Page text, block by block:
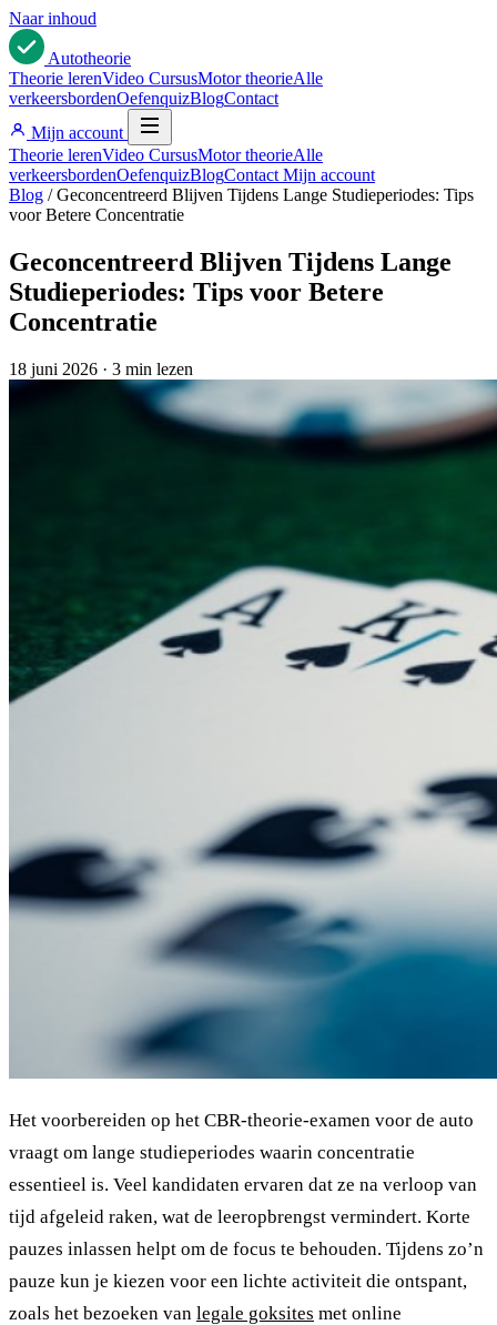
Naar inhoud
Autotheorie
Theorie lerenVideo CursusMotor theorieAlle
verkeersbordenOefenquizBlogContact
Mijn account
Theorie lerenVideo CursusMotor theorieAlle
verkeersbordenOefenquizBlogContact Mijn account
Blog / Geconcentreerd Blijven Tijdens Lange Studieperiodes: Tips
voor Betere Concentratie
Geconcentreerd Blijven Tijdens Lange
Studieperiodes: Tips voor Betere
Concentratie
18 juni 2026 · 3 min lezen
Het voorbereiden op het CBR-theorie-examen voor de auto
vraagt om lange studieperiodes waarin concentratie
essentieel is. Veel kandidaten ervaren dat ze na verloop van
tijd afgeleid raken, wat de leeropbrengst vermindert. Korte
pauzes inlassen helpt om de focus te behouden. Tijdens zo’n
pauze kun je kiezen voor een lichte activiteit die ontspant,
zoals het bezoeken van legale goksites met online